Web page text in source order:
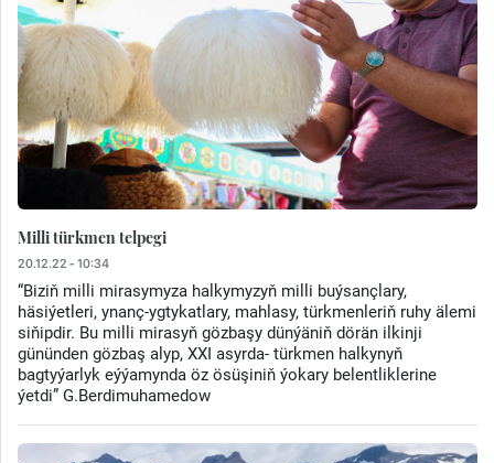
Milli türkmen telpegi
20.12.22 - 10:34
“Biziň milli mirasymyza halkymyzyň milli buýsançlary,
häsiýetleri, ynanç-ygtykatlary, mahlasy, türkmenleriň ruhy älemi
siňipdir. Bu milli mirasyň gözbaşy dünýäniň dörän ilkinji
gününden gözbaş alyp, ХХI asyrda- türkmen halkynyň
bagtyýarlyk eýýamynda öz ösüşiniň ýokary belentliklerine
ýetdi” G.Berdimuhamedow